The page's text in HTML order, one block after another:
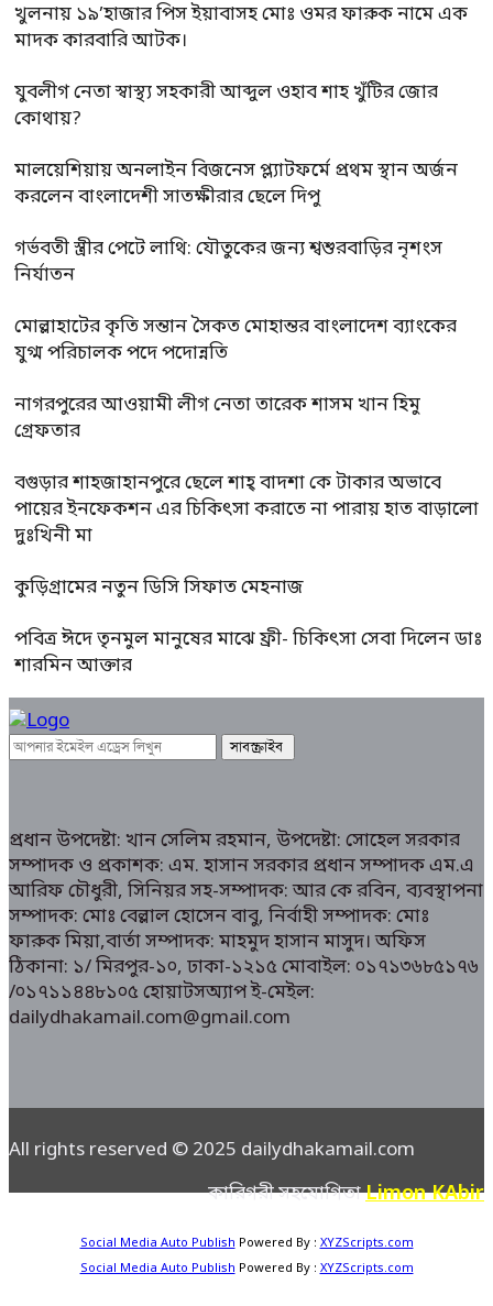
খুলনায় ১৯’হাজার পিস ইয়াবাসহ মোঃ ওমর ফারুক নামে এক
মাদক কারবারি আটক।
যুবলীগ নেতা স্বাস্থ্য সহকারী আব্দুল ওহাব শাহ খুঁটির জোর
কোথায়?
মালয়েশিয়ায় অনলাইন বিজনেস প্ল্যাটফর্মে প্রথম স্থান অর্জন
করলেন বাংলাদেশী সাতক্ষীরার ছেলে দিপু
গর্ভবতী স্ত্রীর পেটে লাথি: যৌতুকের জন্য শ্বশুরবাড়ির নৃশংস
নির্যাতন
মোল্লাহাটের কৃতি সন্তান সৈকত মোহান্তর বাংলাদেশ ব্যাংকের
যুগ্ম পরিচালক পদে পদোন্নতি
নাগরপুরের আওয়ামী লীগ নেতা তারেক শাসম খান হিমু
গ্রেফতার
বগুড়ার শাহজাহানপুরে ছেলে শাহ্ বাদশা কে টাকার অভাবে
পায়ের ইনফেকশন এর চিকিৎসা করাতে না পারায় হাত বাড়ালো
দুঃখিনী মা
কুড়িগ্রামের নতুন ডিসি সিফাত মেহনাজ
পবিত্র ঈদে তৃনমুল মানুষের মাঝে ফ্রী- চিকিৎসা সেবা দিলেন ডাঃ
শারমিন আক্তার
প্রধান উপদেষ্টা: খান সেলিম রহমান, উপদেষ্টা: সোহেল সরকার
সম্পাদক ও প্রকাশক: এম. হাসান সরকার প্রধান সম্পাদক এম.এ
আরিফ চৌধুরী, সিনিয়র সহ-সম্পাদক: আর কে রবিন, ব্যবস্থাপনা
সম্পাদক: মোঃ বেল্লাল হোসেন বাবু, নির্বাহী সম্পাদক: মোঃ
ফারুক মিয়া,বার্তা সম্পাদক: মাহমুদ হাসান মাসুদ। অফিস
ঠিকানা: ১/ মিরপুর-১০, ঢাকা-১২১৫ মোবাইল: ০১৭১৩৬৮৫১৭৬
/০১৭১১৪৪৮১০৫ হোয়াটসঅ্যাপ ই-মেইল:
dailydhakamail.com@gmail.com
All rights reserved © 2025 dailydhakamail.com
কারিগরী সহযোগিতাLimon KAbir
Social Media Auto Publish Powered By : XYZScripts.com
Social Media Auto Publish Powered By : XYZScripts.com